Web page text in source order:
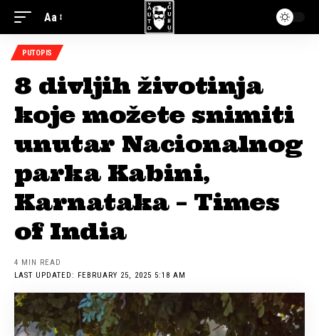
Aa
PUTOPIS
8 divljih životinja
koje možete snimiti
unutar Nacionalnog
parka Kabini,
Karnataka – Times
of India
LAST UPDATED: FEBRUARY 25, 2025 5:18 AM
4 MIN READ